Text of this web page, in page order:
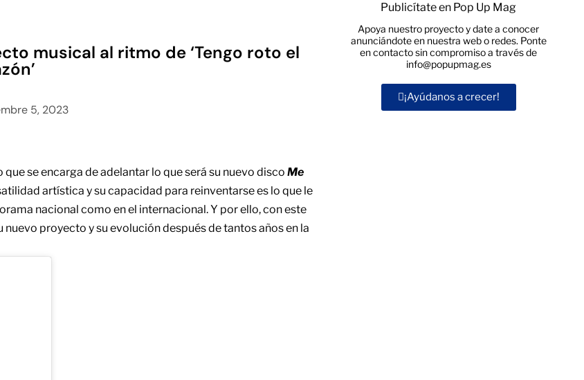
musical al ritmo de ‘Tengo roto el
5, 2023
que se encarga de adelantar lo que será su nuevo disco Me
artística y su capacidad para reinventarse es lo que le
nacional como en el internacional. Y por ello, con este
proyecto y su evolución después de tantos años en la
Publicítate en Pop Up Mag
Apoya nuestro proyecto y date a conocer
anunciándote en nuestra web o redes. Ponte
en contacto sin compromiso a través de
info@popupmag.es
¡Ayúdanos a crecer!